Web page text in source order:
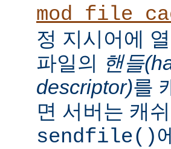
정 지시어에
파일의 핸들
descriptor)를
면 서버는 캐
sendfile()